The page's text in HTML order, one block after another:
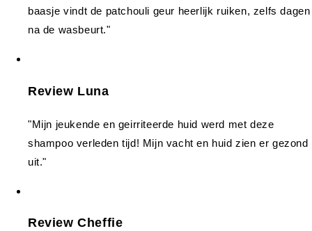
baasje vindt de patchouli geur heerlijk ruiken, zelfs dagen
na de wasbeurt."
Review Luna
"Mijn jeukende en geirriteerde huid werd met deze
shampoo verleden tijd! Mijn vacht en huid zien er gezond
uit."
Review Cheffie